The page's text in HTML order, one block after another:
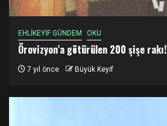
EHLİKEYİF GÜNDEM OKU
Örovizyon’a götürülen 200 şişe rakı!
7 yıl önce Büyük Keyif